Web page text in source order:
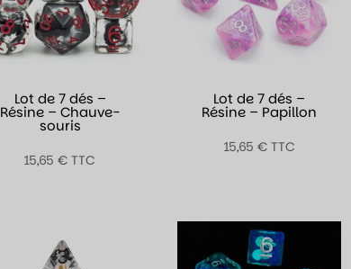
Lot de 7 dés –
Résine – Chauve-
souris
15,65€ TTC
Lot de 7 dés –
Résine – Papillon
15,65 € TTC